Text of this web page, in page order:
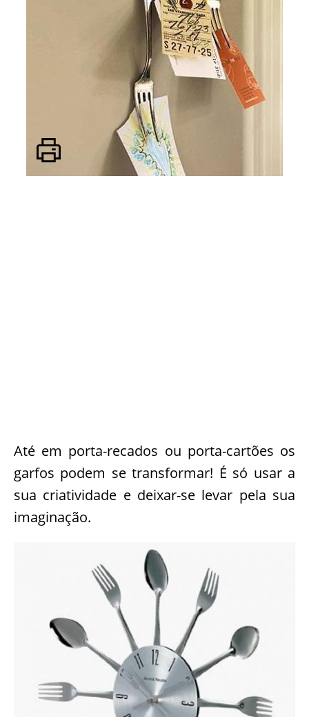
Até em porta-recados ou porta-cartões os
garfos podem se transformar! É só usar a
sua criatividade e deixar-se levar pela sua
imaginação.